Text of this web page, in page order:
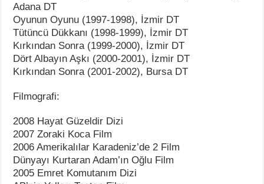
Adana DT
Oyunun Oyunu (1997-1998), İzmir DT
Tütüncü Dükkanı (1998-1999), İzmir DT
Kırkından Sonra (1999-2000), İzmir DT
Dört Albayın Aşkı (2000-2001), İzmir DT
Kırkından Sonra (2001-2002), Bursa DT
Filmografi:
2008 Hayat Güzeldir Dizi
2007 Zoraki Koca Film
2006 Amerikalılar Karadeniz’de 2 Film
Dünyayı Kurtaran Adam’ın Oğlu Film
2005 Emret Komutanım Dizi